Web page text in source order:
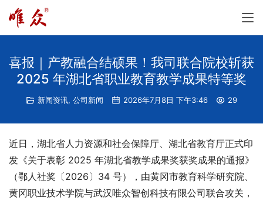
喜报｜产教融合结硕果！我司联合院校斩获
2025 年湖北省职业教育教学成果特等奖
新闻资讯, 公司新闻 2026年7月8日 下午3:46 29
近日，湖北省人力资源和社会保障厅、湖北省教育厅正式印
发《关于表彰 2025 年湖北省教学成果奖获奖成果的通报》
（鄂人社奖〔2026〕34 号），由黄冈市教育科学研究院、
黄冈职业技术学院与武汉唯众智创科技有限公司联合攻关，